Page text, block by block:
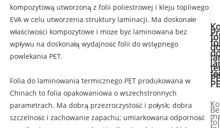
kompozytową utworzoną z folii poliestrowej i kleju topliwego
EVA w celu utworzenia struktury laminacji. Ma doskonałe
właściwości kompozytowe i może być laminowana bez
wpływu na doskonałą wydajność folii do wstępnego
powlekania PET.
Folia do laminowania termicznego PET produkowana w
Chinach to folia opakowaniowa o wszechstronnych
parametrach. Ma dobrą przezroczystość i połysk; dobra
szczelność i zachowanie zapachu; umiarkowana odporność